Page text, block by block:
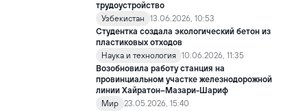
трудоустройство
Узбекистан
13.06.2026, 10:53
Студентка создала экологический бетон из
пластиковых отходов
Наука и технология 10.06.2026, 11:35
Возобновила работу станция на
провинциальном участке железнодорожной
линии Хайратон–Мазари-Шариф
Мир 23.05.2026, 15:40